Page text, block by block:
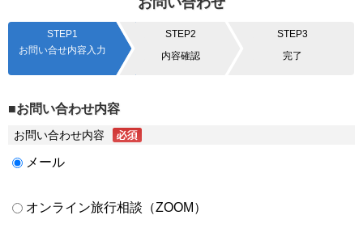
STEP1
お問い合せ内容入力
STEP2
内容確認
STEP3
完了
■お問い合わせ内容
お問い合わせ内容
メール
オンライン旅行相談（ZOOM）